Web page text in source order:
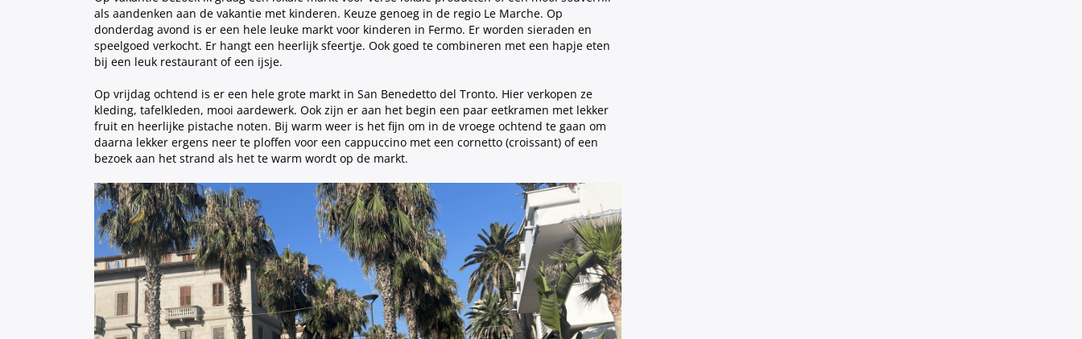
als aandenken aan de vakantie met kinderen. Keuze genoeg in de regio Le Marche. Op
donderdag avond is er een hele leuke markt voor kinderen in Fermo. Er worden sieraden en
speelgoed verkocht. Er hangt een heerlijk sfeertje. Ook goed te combineren met een hapje eten
bij een leuk restaurant of een ijsje.
Op vrijdag ochtend is er een hele grote markt in San Benedetto del Tronto. Hier verkopen ze
kleding, tafelkleden, mooi aardewerk. Ook zijn er aan het begin een paar eetkramen met lekker
fruit en heerlijke pistache noten. Bij warm weer is het fijn om in de vroege ochtend te gaan om
daarna lekker ergens neer te ploffen voor een cappuccino met een cornetto (croissant) of een
bezoek aan het strand als het te warm wordt op de markt.